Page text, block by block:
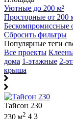
Уютные до 200 м²
Просторные от 200
Бескомпромиссные
Сбросить фильтры
Популярные теги
Все проекты
дома 1-этажные 2-
крыша
Тайсон 230
230 м2 4 3